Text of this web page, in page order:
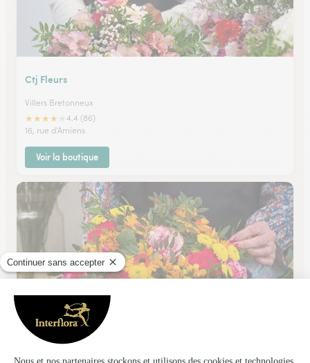
Ctj Fleurs
Villers Bretonneux
★★★★
4.4 (86)
16, rue d'Amiens
Voir la boutique
De Fleur en Fleurs
Arras
★★★
4.3 (248)